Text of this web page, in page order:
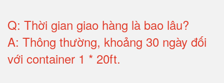
Q: Thời gian giao hàng là bao lâu?
A: Thông thường, khoảng 30 ngày đối
với container 1 * 20ft.